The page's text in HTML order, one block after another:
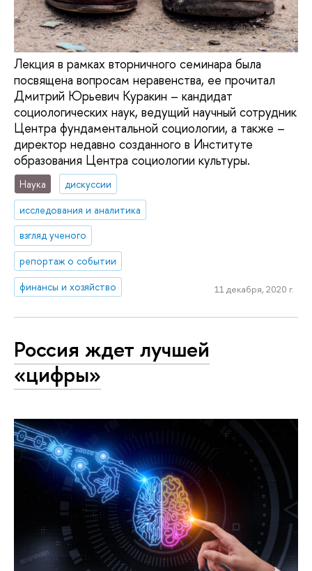
Лекция в рамках вторничного семинара была
посвящена вопросам неравенства, ее прочитал
Дмитрий Юрьевич Куракин – кандидат
социологических наук, ведущий научный сотрудник
Центра фундаментальной социологии, а также –
директор недавно созданного в Институте
образования Центра социологии культуры.
Наука
дискуссии
исследования и аналитика
взгляд ученого
репортаж о событии
финансы и хозяйство
11 декабря, 2020 г.
Россия ждет лучшей
«цифры»